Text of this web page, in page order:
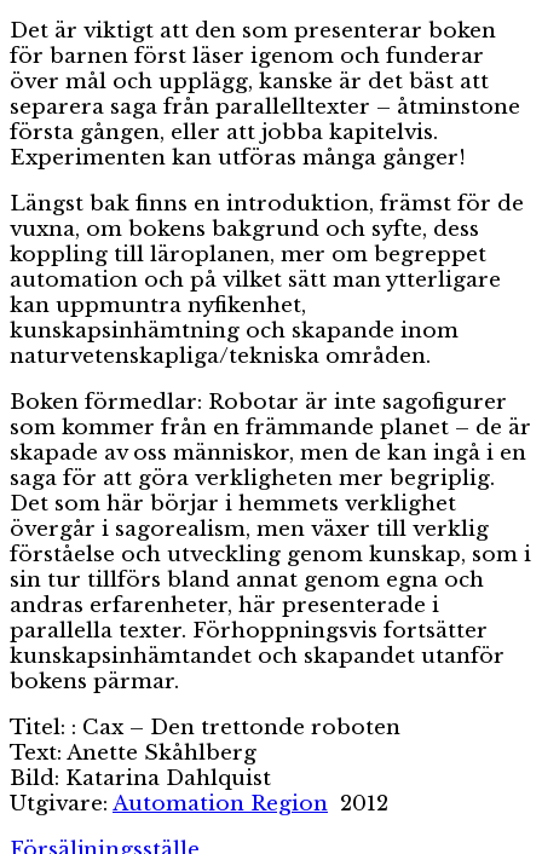
Det är viktigt att den som presenterar boken
för barnen först läser igenom och funderar
över mål och upplägg, kanske är det bäst att
separera saga från parallelltexter – åtminstone
första gången, eller att jobba kapitelvis.
Experimenten kan utföras många gånger!
Längst bak finns en introduktion, främst för de
vuxna, om bokens bakgrund och syfte, dess
koppling till läroplanen, mer om begreppet
automation och på vilket sätt man ytterligare
kan uppmuntra nyfikenhet,
kunskapsinhämtning och skapande inom
naturvetenskapliga/tekniska områden.
Boken förmedlar: Robotar är inte sagofigurer
som kommer från en främmande planet – de är
skapade av oss människor, men de kan ingå i en
saga för att göra verkligheten mer begriplig.
Det som här börjar i hemmets verklighet
övergår i sagorealism, men växer till verklig
förståelse och utveckling genom kunskap, som i
sin tur tillförs bland annat genom egna och
andras erfarenheter, här presenterade i
parallella texter. Förhoppningsvis fortsätter
kunskapsinhämtandet och skapandet utanför
bokens pärmar.
Titel: : Cax – Den trettonde roboten
Text: Anette Skåhlberg
Bild: Katarina Dahlquist
Utgivare: Automation Region 2012